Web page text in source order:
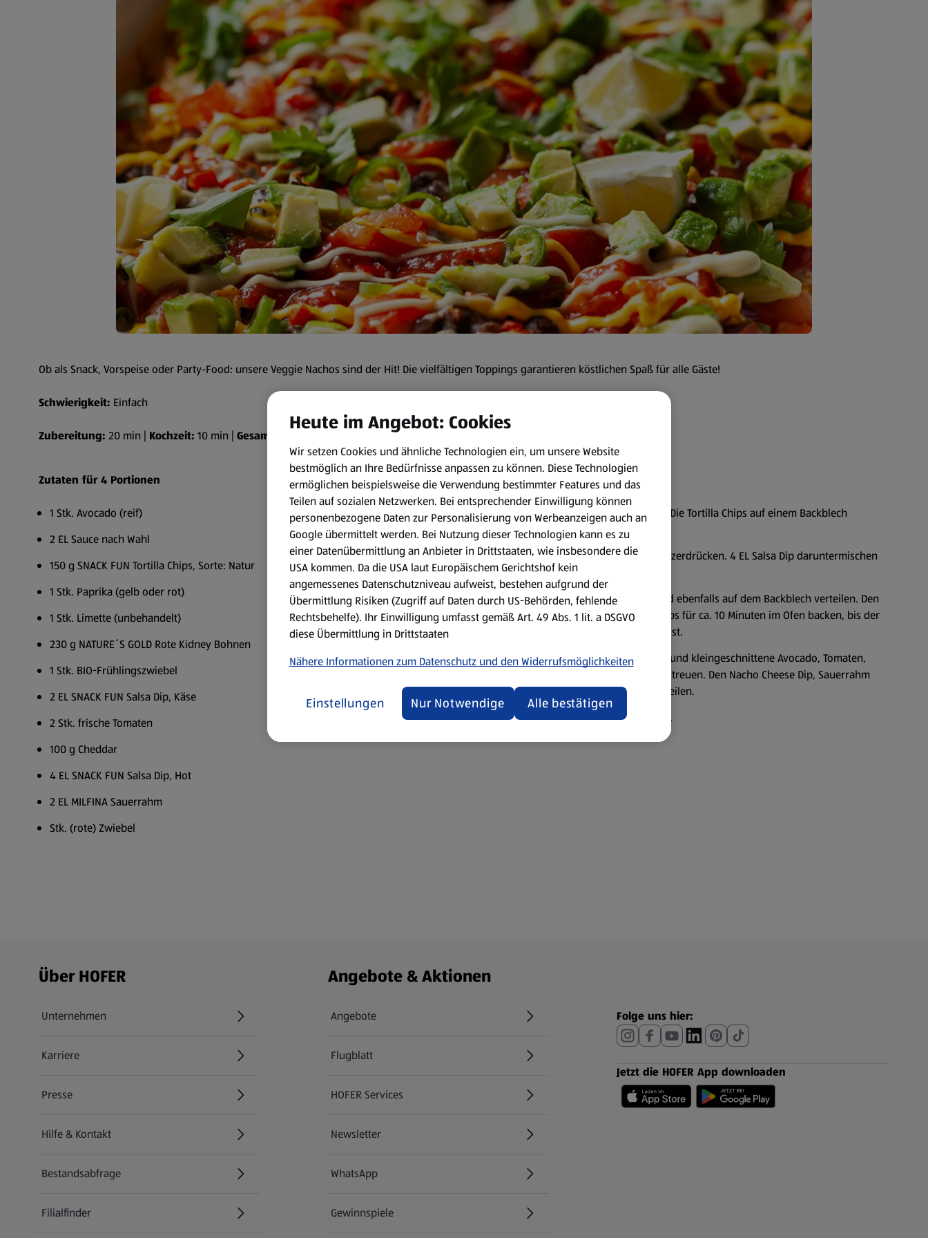
Ob als Snack, Vorspeise oder Party-Food: unsere Veggie Nachos sind der Hit! Die vielfältigen Toppings garantieren köstlichen Spaß für alle Gäste!
Schwierigkeit: Einfach
Zubereitung: 20 min | Kochzeit: 10 min | Gesamtzeit:
Zutaten für 4 Portionen
1 Stk. Avocado (reif)
2 EL Sauce nach Wahl
150 g SNACK FUN Tortilla Chips, Sorte: Natur
1 Stk. Paprika (gelb oder rot)
1 Stk. Limette (unbehandelt)
230 g NATURE´S GOLD Rote Kidney Bohnen
1 Stk. BIO-Frühlingszwiebel
2 EL SNACK FUN Salsa Dip, Käse
2 Stk. frische Tomaten
100 g Cheddar
4 EL SNACK FUN Salsa Dip, Hot
2 EL MILFINA Sauerrahm
Stk. (rote) Zwiebel
Zubereitungsart:
Den Ofen auf 200°C Heißluft vorheizen. Die Tortilla Chips auf einem Backblech
verteilen.
Die Bohnen abseihen und mit der Gabel zerdrücken. 4 EL Salsa Dip daruntermischen
und die Tortilla Chips damit marinieren.
Paprika und Zwiebel kleinschneiden und ebenfalls auf dem Backblech verteilen. Den
Cheddar darüber reiben. Die Tortilla Chips für ca. 10 Minuten im Ofen backen, bis der
Käse geschmolzen und leicht gebräunt ist.
Die Tortilla Chips in eine Schüssel füllen und kleingeschnittene Avocado, Tomaten,
Frühlingszwiebeln und Pfeffer darüberstreuen. Den Nacho Cheese Dip, Sauerrahm
und weitere Dips nach Wahl darauf verteilen.
Mit frischer Limette und warm servieren.
Fußzeilenmenü - weitere Links
Über HOFER
Unternehmen
Karriere
(öffnet in einem neuen Tab)
Presse
Hilfe & Kontakt
(öffnet in einem neuen Tab)
Bestandsabfrage
(öffnet in einem neuen Tab)
Filialfinder
Angebote & Aktionen
Angebote
Flugblatt
HOFER Services
Newsletter
WhatsApp
Gewinnspiele
Folge uns hier:
Jetzt die HOFER App downloaden
Heute im Angebot: Cookies
Wir setzen Cookies und ähnliche Technologien ein, um unsere Website
bestmöglich an Ihre Bedürfnisse anpassen zu können. Diese Technologien
ermöglichen beispielsweise die Verwendung bestimmter Features und das
Teilen auf sozialen Netzwerken. Bei entsprechender Einwilligung können
personenbezogene Daten zur Personalisierung von Werbeanzeigen auch an
Google übermittelt werden. Bei Nutzung dieser Technologien kann es zu
einer Datenübermittlung an Anbieter in Drittstaaten, wie insbesondere die
USA kommen. Da die USA laut Europäischem Gerichtshof kein
angemessenes Datenschutzniveau aufweist, bestehen aufgrund der
Übermittlung Risiken (Zugriff auf Daten durch US-Behörden, fehlende
Rechtsbehelfe). Ihr Einwilligung umfasst gemäß Art. 49 Abs. 1 lit. a DSGVO
diese Übermittlung in Drittstaaten
Nähere Informationen zum Datenschutz und den Widerrufsmöglichkeiten
Einstellungen Nur Notwendige Alle bestätigen